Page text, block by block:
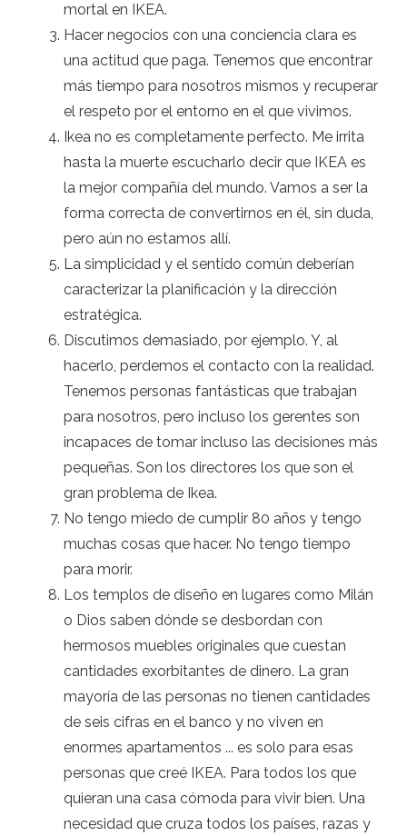
mortal en IKEA.
Hacer negocios con una conciencia clara es
una actitud que paga. Tenemos que encontrar
más tiempo para nosotros mismos y recuperar
el respeto por el entorno en el que vivimos.
Ikea no es completamente perfecto. Me irrita
hasta la muerte escucharlo decir que IKEA es
la mejor compañía del mundo. Vamos a ser la
forma correcta de convertirnos en él, sin duda,
pero aún no estamos allí.
La simplicidad y el sentido común deberían
caracterizar la planificación y la dirección
estratégica.
Discutimos demasiado, por ejemplo. Y, al
hacerlo, perdemos el contacto con la realidad.
Tenemos personas fantásticas que trabajan
para nosotros, pero incluso los gerentes son
incapaces de tomar incluso las decisiones más
pequeñas. Son los directores los que son el
gran problema de Ikea.
No tengo miedo de cumplir 80 años y tengo
muchas cosas que hacer. No tengo tiempo
para morir.
Los templos de diseño en lugares como Milán
o Dios saben dónde se desbordan con
hermosos muebles originales que cuestan
cantidades exorbitantes de dinero. La gran
mayoría de las personas no tienen cantidades
de seis cifras en el banco y no viven en
enormes apartamentos ... es solo para esas
personas que creé IKEA. Para todos los que
quieran una casa cómoda para vivir bien. Una
necesidad que cruza todos los países, razas y